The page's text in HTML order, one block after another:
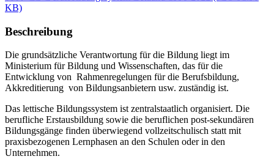
KB)
Beschreibung
Die grundsätzliche Verantwortung für die Bildung liegt im
Ministerium für Bildung und Wissenschaften, das für die
Entwicklung von Rahmenregelungen für die Berufsbildung,
Akkreditierung von Bildungsanbietern usw. zuständig ist.
Das lettische Bildungssystem ist zentralstaatlich organisiert. Die
berufliche Erstausbildung sowie die beruflichen post-sekundären
Bildungsgänge finden überwiegend vollzeitschulisch statt mit
praxisbezogenen Lernphasen an den Schulen oder in den
Unternehmen.